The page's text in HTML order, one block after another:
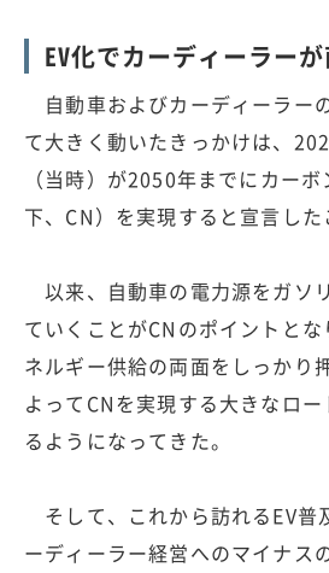
EV化でカーディーラー
自動車およびカーディーラー
て大きく動いたきっかけは、
（当時）が2050年までにカー
下、CN）を実現すると宣言した
以来、自動車の電力源をガソ
ていくことがCNのポイントと
ネルギー供給の両面をしっかり
よってCNを実現する大きなロ
るようになってきた。
そして、これから訪れるEV普
ーディーラー経営へのマイナス